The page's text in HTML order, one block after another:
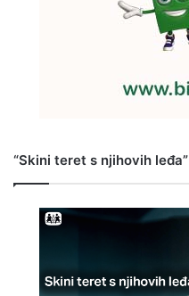
“Skini teret s njihovih leđa”